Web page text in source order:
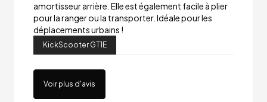
amortisseur arrière. Elle est également facile à plier
pour la ranger ou la transporter. Idéale pour les
déplacements urbains !
KickScooter GT1E
Voir plus d'avis